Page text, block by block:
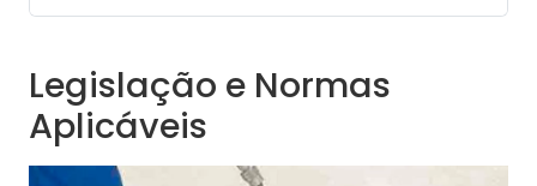
Legislação e Normas
Aplicáveis